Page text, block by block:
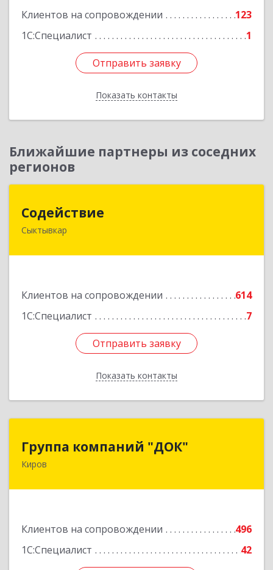
Клиентов на сопровождении
123
1С:Специалист
1
Отправить заявку
Показать контакты
Отправить заявку
Назад
Ближайшие партнеры из соседних
регионов
Содействие
Сыктывкар
Клиентов на сопровождении
614
1С:Специалист
7
Отправить заявку
Показать контакты
167004, Коми Респ, Сыктывкар г, Первомайская
Отправить заявку
Назад
Группа компаний "ДОК"
Киров
Клиентов на сопровождении
496
1С:Специалист
42
Группа компаний "ДОК"
610017, Кировская обл, Киров г, Горького ул,